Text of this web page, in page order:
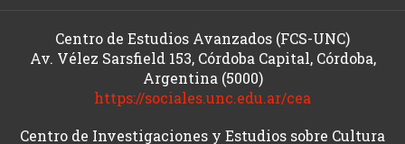
Centro de Estudios Avanzados (FCS-UNC)
Av. Vélez Sarsfield 153, Córdoba Capital, Córdoba,
Argentina (5000)
https://sociales.unc.edu.ar/cea
Centro de Investigaciones y Estudios sobre Cultura